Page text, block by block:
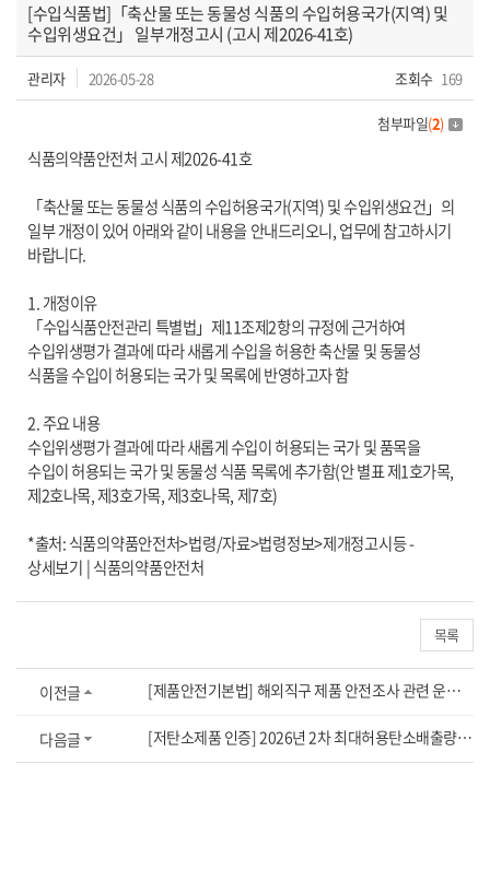
[수입식품법]「축산물 또는 동물성 식품의 수입허용국가(지역) 및
수입위생요건」 일부개정고시 (고시 제2026-41호)
관리자 2026-05-28 조회수 169
첨부파일(2)
식품의약품안전처 고시 제2026-41호
「축산물 또는 동물성 식품의 수입허용국가(지역) 및 수입위생요건」의
일부 개정이 있어 아래와 같이 내용을 안내드리오니, 업무에 참고하시기
바랍니다.
1. 개정이유
「수입식품안전관리 특별법」제11조제2항의 규정에 근거하여
수입위생평가 결과에 따라 새롭게 수입을 허용한 축산물 및 동물성
식품을 수입이 허용되는 국가 및 목록에 반영하고자 함
2. 주요 내용
수입위생평가 결과에 따라 새롭게 수입이 허용되는 국가 및 품목을
수입이 허용되는 국가 및 동물성 식품 목록에 추가함(안 별표 제1호가목,
제2호나목, 제3호가목, 제3호나목, 제7호)
*출처:식품의약품안전처>법령/자료>법령정보>제개정고시등 -
상세보기 | 식품의약품안전처
목록
이전글 [제품안전기본법] 해외직구 제품 안전조사 관련 운영요령 개정
다음글 [저탄소제품 인증] 2026년 2차 최대허용탄소배출량 및 기준제품 개정(안) 의견수렴